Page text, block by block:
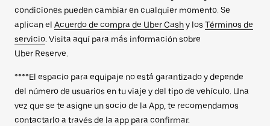
condiciones pueden cambiar en cualquier momento. Se
aplican el Acuerdo de compra de Uber Cashy los Términos de
servicio. Visita aquí para más información sobre
Uber Reserve.
****El espacio para equipaje no está garantizado y depende
del número de usuarios en tu viaje y del tipo de vehículo. Una
vez que se te asigne un socio de la App, te recomendamos
contactarlo a través de la app para confirmar.